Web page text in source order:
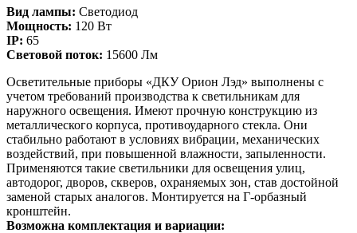
Вид лампы: Светодиод
Мощность: 120 Вт
IP: 65
Световой поток: 15600 Лм
Осветительные приборы «ДКУ Орион Лэд» выполнены с
учетом требований производства к светильникам для
наружного освещения. Имеют прочную конструкцию из
металлического корпуса, противоударного стекла. Они
стабильно работают в условиях вибрации, механических
воздействий, при повышенной влажности, запыленности.
Применяются такие светильники для освещения улиц,
автодорог, дворов, скверов, охраняемых зон, став достойной
заменой старых аналогов. Монтируется на Г-орбазный
кронштейн.
Возможна комплектация и вариации: